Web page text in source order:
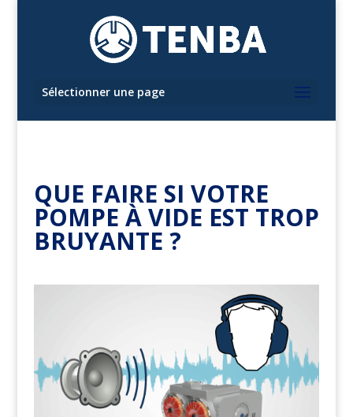
Sélectionner une page
QUE FAIRE SI VOTRE
POMPE À VIDE EST TROP
BRUYANTE ?